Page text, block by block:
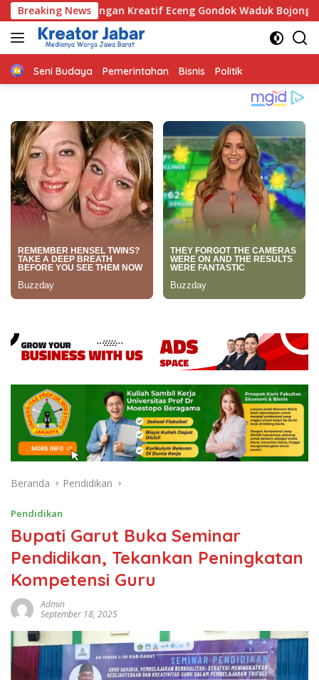
Langsung
ke
konten
Breaking News
Kreatif Eceng Gondok Waduk Bojongsari, Sediakan
Home
Seni Budaya Pemerintahan Bisnis Politik
Beranda Pendidikan
Pendidikan
Bupati Garut Buka Seminar
Pendidikan, Tekankan Peningkatan
Kompetensi Guru
Admin
September 18, 2025